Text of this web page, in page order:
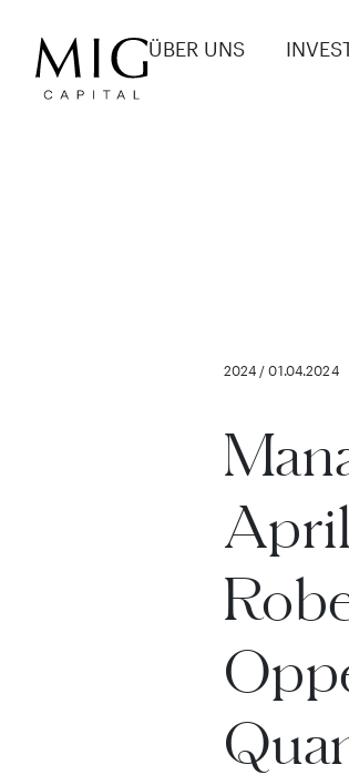
ÜBER UNS
2024 / 01.04.2024